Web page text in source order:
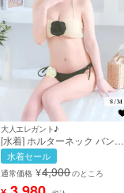
大人エレガント♪
[水着] ホルターネック バンド
ゥ フラワーコサージュ モノト
ーン ギャル 韓国風 ビキニ (聖
菜着用) [tk-sw32729]
水着セール
通常価格 ¥4,900のところ